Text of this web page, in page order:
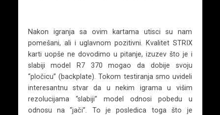
Nakon igranja sa ovim kartama utisci su nam
pomešani, ali i uglavnom pozitivni. Kvalitet STRIX
karti uopše ne dovodimo u pitanje, izuzev što je i
slabiji model R7 370 mogao da dobije svoju
“pločicu” (backplate). Tokom testiranja smo uvideli
interesantnu stvar da u nekim igrama u višim
rezolucijama “slabiji” model odnosi pobedu u
odnosu na “jači”. To je posledica toga što je